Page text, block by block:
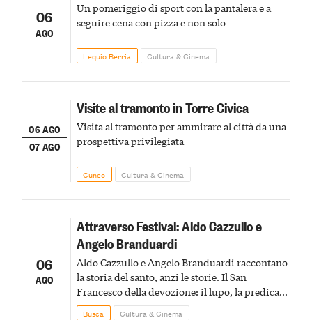
06
AGO
Un pomeriggio di sport con la pantalera e a
seguire cena con pizza e non solo
Lequio Berria Cultura & Cinema
06 AGO
07 AGO
Visite al tramonto in Torre Civica
Visita al tramonto per ammirare al città da una
prospettiva privilegiata
Cuneo Cultura & Cinema
06
AGO
Attraverso Festival: Aldo Cazzullo e
Angelo Branduardi
Aldo Cazzullo e Angelo Branduardi raccontano
la storia del santo, anzi le storie. Il San
Francesco della devozione: il lupo, la predica
agli uccelli, le stimmate
Busca Cultura & Cinema